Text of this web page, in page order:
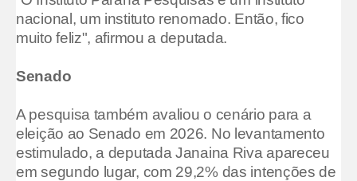
nacional, um instituto renomado. Então, fico
muito feliz", afirmou a deputada.
Senado
A pesquisa também avaliou o cenário para a
eleição ao Senado em 2026. No levantamento
estimulado, a deputada Janaina Riva apareceu
em segundo lugar, com 29,2% das intenções de